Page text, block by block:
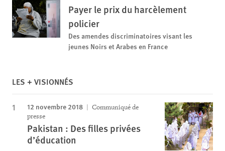
Payer le prix du harcèlement
policier
Des amendes discriminatoires visant les
jeunes Noirs et Arabes en France
LES + VISIONNÉS
12 novembre 2018
Communiqué de
presse
Pakistan : Des filles privées
d’éducation